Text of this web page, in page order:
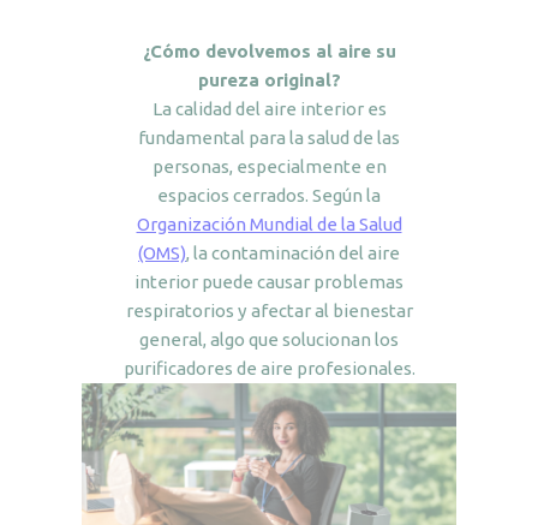
¿Cómo devolvemos al aire su
pureza original?
La calidad del aire interior es
fundamental para la salud de las
personas, especialmente en
espacios cerrados. Según la
Organización Mundial de la Salud
(OMS), la contaminación del aire
interior puede causar problemas
respiratorios y afectar al bienestar
general, algo que solucionan los
purificadores de aire profesionales.